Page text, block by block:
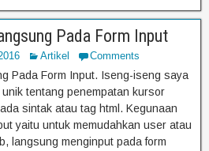
Pada Form Input
Artikel Comments
Pada Form Input. Iseng-iseng saya
tentang penempatan kursor
sintak atau tag html. Kegunaan
yaitu untuk memudahkan user atau
langsung menginput pada form